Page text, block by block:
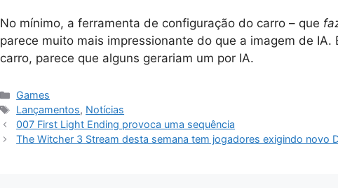
No mínimo, a ferramenta de configuração do carro – que
parece muito mais impressionante do que a imagem de IA.
carro, parece que alguns gerariam um por IA.
Categorias
Games
Tags
Lançamentos, Notícias
007 First Light Ending provoca uma sequência
The Witcher 3 Stream desta semana tem jogadores exigindo novo